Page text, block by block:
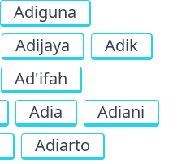
Adiguna
Adijaya
Adik
Ad'ifah
Adia
Adiani
Adiarto